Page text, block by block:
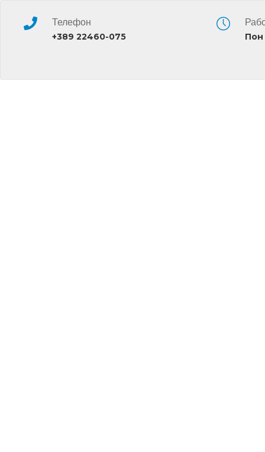
Телефон
+389 22460-075 Пон